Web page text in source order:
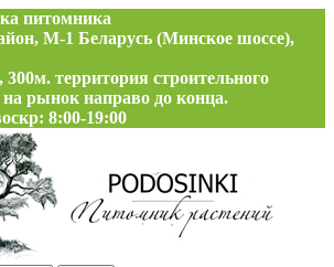
питомника
М-1 Беларусь (Минское шоссе),
300м. территория строительного
рынок направо до конца.
8:00-19:00